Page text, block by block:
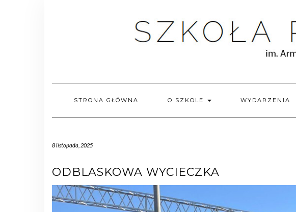
STRONA GŁÓWNA O SZKOLE WYDARZENIA
8 listopada, 2025
ODBLASKOWA WYCIECZKA